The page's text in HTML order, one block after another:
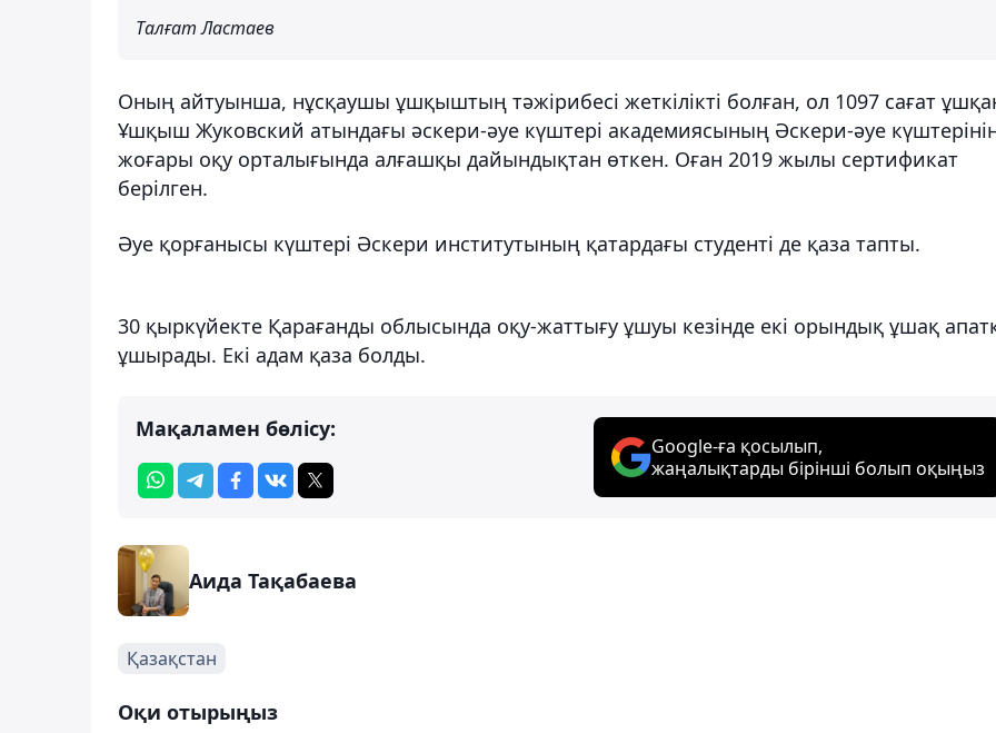
Талғат Ластаев
Оның айтуынша, нұсқаушы ұшқыштың тәжірибесі жеткілікті болған, ол 1097 сағат
Ұшқыш Жуковский атындағы әскери-әуе күштері академиясының Әскери-әуе
жоғары оқу орталығында алғашқы дайындықтан өткен. Оған 2019 жылы сертификат
берілген.
Әуе қорғанысы күштері Әскери институтының қатардағы студенті де қаза тапты.
30 қыркүйекте Қарағанды ​​облысында оқу-жаттығу ұшуы кезінде екі орындық ұшақ
ұшырады. Екі адам қаза болды.
Мақаламен бөлісу:
Google-ға қосылып,
жаңалықтарды бірінші болып оқыңыз
Аида Тақабаева
Қазақстан
Оқи отырыңыз